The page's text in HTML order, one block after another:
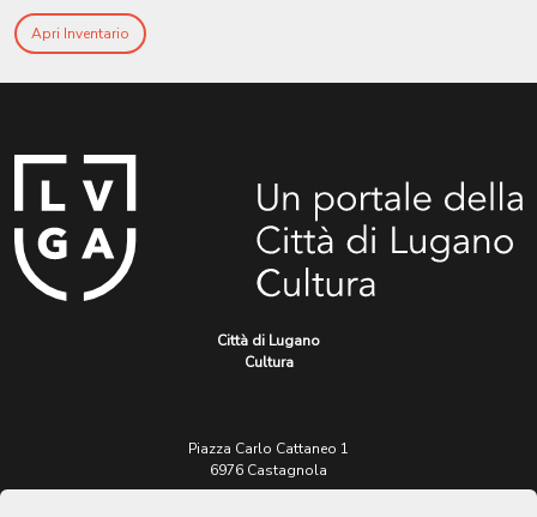
Apri Inventario
Città di Lugano
Cultura
Piazza Carlo Cattaneo 1
6976 Castagnola